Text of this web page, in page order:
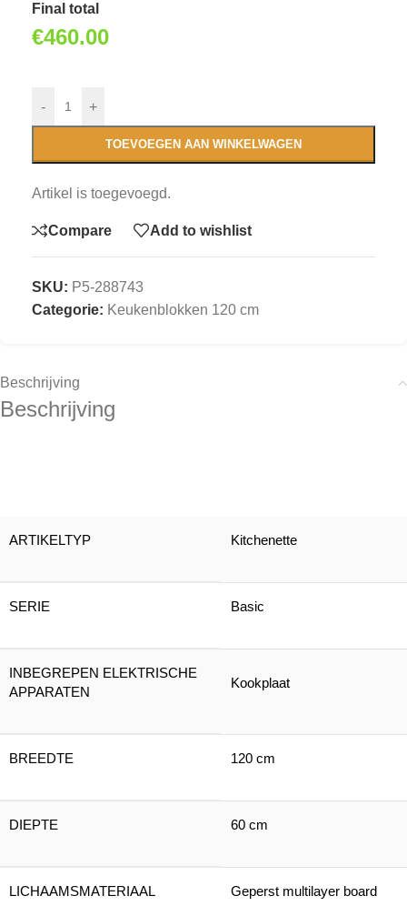
Final total
€460.00
- +
TOEVOEGEN AAN WINKELWAGEN
Artikel is toegevoegd.
Compare Add to wishlist
SKU: P5-288743
Categorie: Keukenblokken 120 cm
Beschrijving
Beschrijving
ARTIKELTYP Kitchenette
SERIE Basic
INBEGREPEN ELEKTRISCHE
APPARATEN
Kookplaat
BREEDTE 120 cm
DIEPTE 60 cm
LICHAAMSMATERIAAL Geperst multilayer board